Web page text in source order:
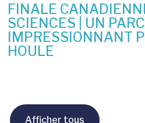
FINALE
SCIENCES | UN
IMPRESSIONNANT
HOULE
Afficher tous